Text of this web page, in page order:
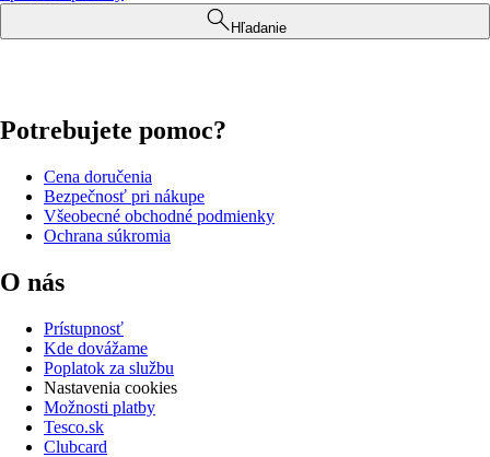
Hľadanie
Potrebujete pomoc?
Cena doručenia
Bezpečnosť pri nákupe
Všeobecné obchodné podmienky
Ochrana súkromia
O nás
Prístupnosť
Kde dovážame
Poplatok za službu
Nastavenia cookies
Možnosti platby
Tesco.sk
Clubcard